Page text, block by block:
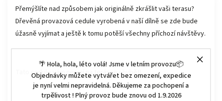
🌴 Hola, hola, léto volá! Jsme v letním provozu📦
Objednávky můžete vytvářet bez omezení, expedice
je nyní velmi nepravidelná. Děkujeme za pochopení a
trpělivost ! Plný provoz bude znovu od 1.9.2026
Přemýšlíte nad způsobem jak originálně zkrášlit vaši terasu?
Dřevěná provazová cedule vyrobená v naší dílně se zde bude
úžasně vyjímat a ještě k tomu potěší všechny příchozí návštěvy.
Tato cedule vám nesmí na terásce chybět!